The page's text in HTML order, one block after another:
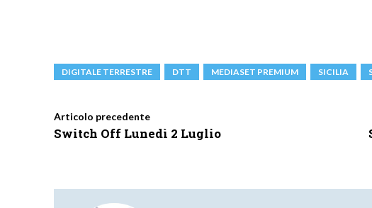
DIGITALE TERRESTRE DTT MEDIASET PREMIUM SICILIA
Articolo precedente
Switch Off Lunedì 2 Luglio